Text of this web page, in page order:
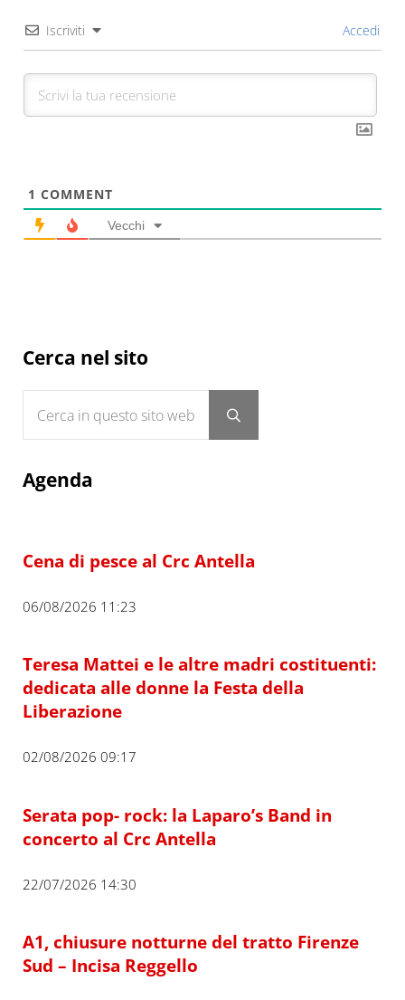
Iscriviti Accedi
1 COMMENT
Vecchi
Sidebar
Cerca nel sito
Submit search
Agenda
Cena di pesce al Crc Antella
06/08/2026 11:23
Teresa Mattei e le altre madri costituenti:
dedicata alle donne la Festa della
Liberazione
02/08/2026 09:17
Serata pop- rock: la Laparo’s Band in
concerto al Crc Antella
22/07/2026 14:30
A1, chiusure notturne del tratto Firenze
Sud – Incisa Reggello